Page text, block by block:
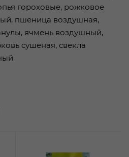
гороховые, рожковое
пшеница воздушная,
ячмень воздушный,
сушеная, свекла